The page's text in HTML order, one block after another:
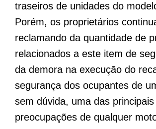
traseiros de unidades do
Porém, os proprietários
reclamando da quantidade de
relacionados a este item de
da demora na execução do
segurança dos ocupantes de
sem dúvida, uma das principais
preocupações de qualquer